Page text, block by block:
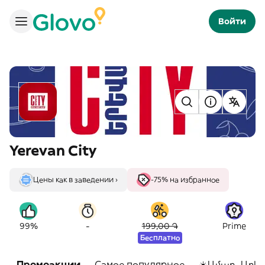
Войти
Yerevan City
Цены как в заведении › -75% на избранное
99% - 199,00 ֏
Бесплатно
Prime